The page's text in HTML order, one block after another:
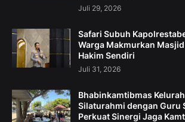
Juli 29, 2026
Safari Subuh
Warga Makmurkan
Hakim Sendiri
Juli 31, 2026
Bhabinkamtibmas
Silaturahmi dengan Guru
Perkuat Sinergi Jaga